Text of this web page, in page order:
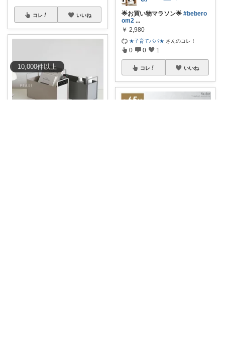
10,000件以上
コレ いいね 🌟お買い物マラソン🌟 #bebero
om2 ...
￥ 2,980
★子育てパパ★ さんのコレ！
0 0 1
コレ いいね